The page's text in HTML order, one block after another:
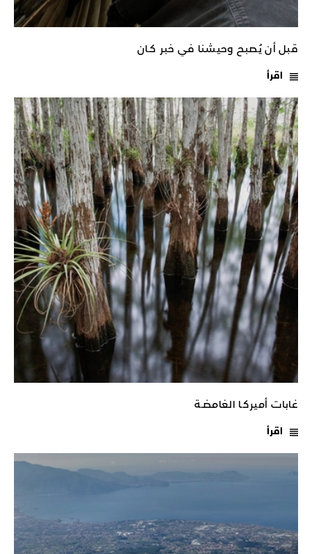
قبل أن يُصبح وحيشنا في خبر كـان
اقرأ
غابات أميركـا الغامضـة
اقرأ